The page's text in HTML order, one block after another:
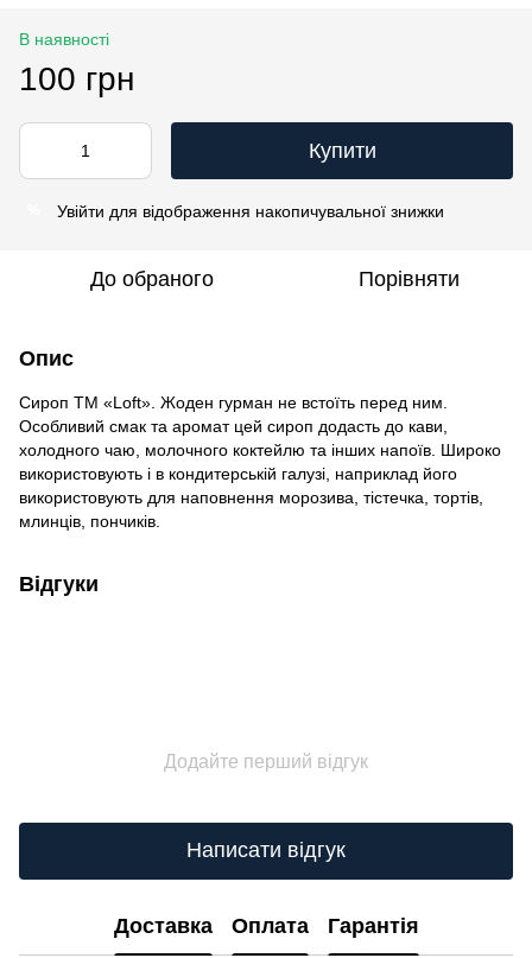
В наявності
100 грн
Купити
Увійти для відображення накопичувальної знижки
До обраного Порівняти
Опис
Сироп TM «Loft». Жоден гурман не встоїть перед ним.
Особливий смак та аромат цей сироп додасть до кави,
холодного чаю, молочного коктейлю та інших напоїв. Широко
використовують і в кондитерській галузі, наприклад його
використовують для наповнення морозива, тістечка, тортів,
млинців, пончиків.
Відгуки
Додайте перший відгук
Написати відгук
Доставка Оплата Гарантія